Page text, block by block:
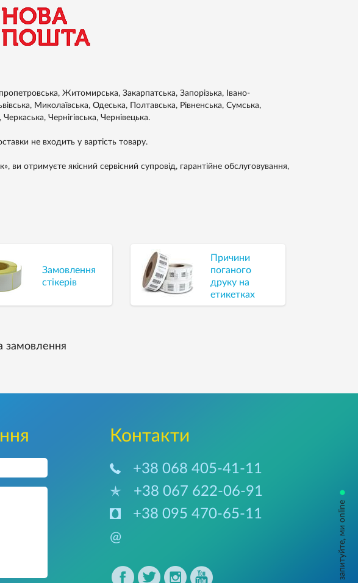
Житомирська, Закарпатська, Запорізька, Івано-
Миколаївська, Одеська, Полтавська, Рівненська, Сумська,
Чернігівська, Чернівецька.
не входить у вартість товару.
ви отримуєте якісний сервісний супровід, гарантійне обслуговування,
Замовлення
стікерів
Причини
поганого
друку на
етикетках
замовлення
Контакти
+38 068 405-41-11
+38 067 622-06-91
+38 095 470-65-11
@ запитуйте, ми online
•